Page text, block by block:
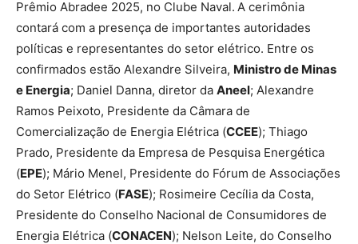
Prêmio Abradee 2025, no Clube Naval. A cerimônia
contará com a presença de importantes autoridades
políticas e representantes do setor elétrico. Entre os
confirmados estão Alexandre Silveira, Ministro de Minas
e Energia; Daniel Danna, diretor da Aneel; Alexandre
Ramos Peixoto, Presidente da Câmara de
Comercialização de Energia Elétrica (CCEE); Thiago
Prado, Presidente da Empresa de Pesquisa Energética
(EPE); Mário Menel, Presidente do Fórum de Associações
do Setor Elétrico (FASE); Rosimeire Cecília da Costa,
Presidente do Conselho Nacional de Consumidores de
Energia Elétrica (CONACEN); Nelson Leite, do Conselho